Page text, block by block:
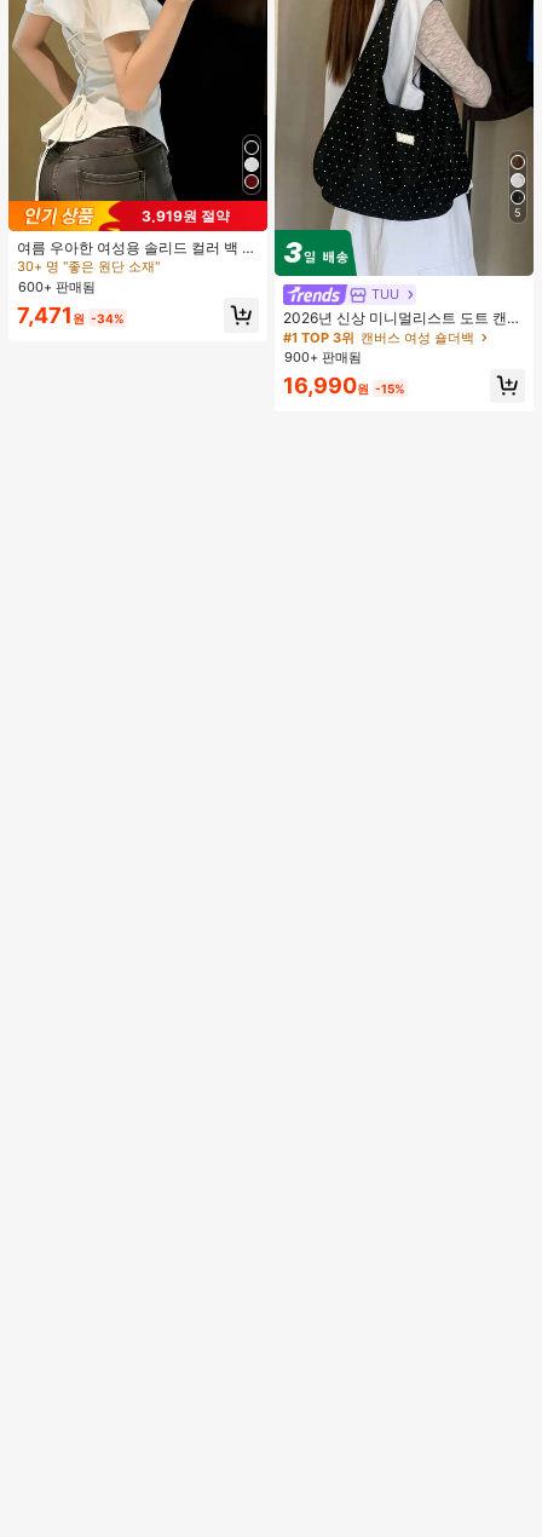
3,919원 절약
여름 우아한 여성용 솔리드 컬러 백 타
이 셔츠 (참고: 가볍고 통기성 있는 얇
은 스타일) 허리 드로스트링 디자인 화
이트, 조용한 럭셔리
30+ 명 "좋은 원단 소재"
600+ 판매됨
7,471 원 -34%
5
TUU
2026년 신상 미니멀리스트 도트 캔버
스 토트백, 대용량 캐주얼 다용도 통근
숄더 핸드백
#1 TOP 3위 캔버스 여성 숄더백
900+ 판매됨
16,990원 -15%